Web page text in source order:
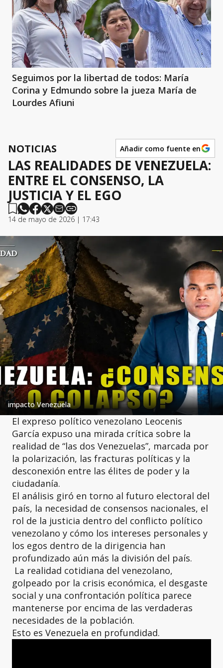
Seguimos por la libertad de todos: María
Corina y Edmundo sobre la jueza María de
Lourdes Afiuni
NOTICIAS Añadir como fuente en
LAS REALIDADES DE VENEZUELA:
ENTRE EL CONSENSO, LA
JUSTICIA Y EL EGO
14 de mayo de 2026 | 17:43
impacto Venezuela
El expreso político venezolano Leocenis
García expuso una mirada crítica sobre la
realidad de “las dos Venezuelas”, marcada por
la polarización, las fracturas políticas y la
desconexión entre las élites de poder y la
ciudadanía.
El análisis giró en torno al futuro electoral del
país, la necesidad de consensos nacionales, el
rol de la justicia dentro del conflicto político
venezolano y cómo los intereses personales y
los egos dentro de la dirigencia han
profundizado aún más la división del país.
La realidad cotidiana del venezolano,
golpeado por la crisis económica, el desgaste
social y una confrontación política parece
mantenerse por encima de las verdaderas
necesidades de la población.
Esto es Venezuela en profundidad.